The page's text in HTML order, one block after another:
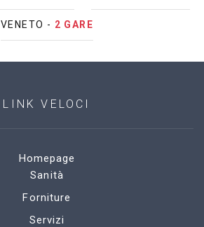
VENETO - 2 GARE
LINK VELOCI
Homepage
Sanità
Forniture
Servizi